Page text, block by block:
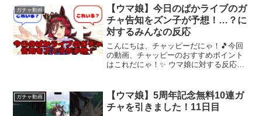
▼玲衣と吞み友になろ！月3～4回のメン
バー限定配信・...
ガチャ動画
【ウマ娘】今日のぱかライブのガ
チャ告知をズン子が予想！…？に
対するみんなの反応
こんにちは、チャッピーだにゃ！🎵今回
の動画、チャッピーのおすすめポイント
はこれだにゃ！✨ ウマ娘に対する反応集
す！【ウマ娘】今日のぱかライブのガチ
ャ告知をズン子が予想！....
ガチャ動画
【ウマ娘】5周年記念無料10連ガ
チャを引きました！11日目